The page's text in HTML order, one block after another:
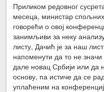
Приликом редовног
месеца, министар
говорећи о овој
занимљиви за неку
листу, Дачић је за наш
напоменути да то не
дале новац Србији или да
основу, па истиче да се
уплаћеним на